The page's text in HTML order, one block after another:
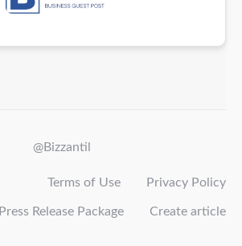
@Bizzantil
Terms of Use Privacy Policy
Press Release Package Create article